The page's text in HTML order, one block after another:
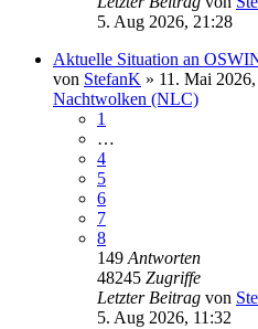
5. Aug 2026, 21:28
Aktuelle Situation an
von StefanK » 11. Mai
Nachtwolken (NLC)
1
…
4
5
6
7
8
149 Antworten
48245 Zugriffe
Letzter Beitrag von
5. Aug 2026, 11:32